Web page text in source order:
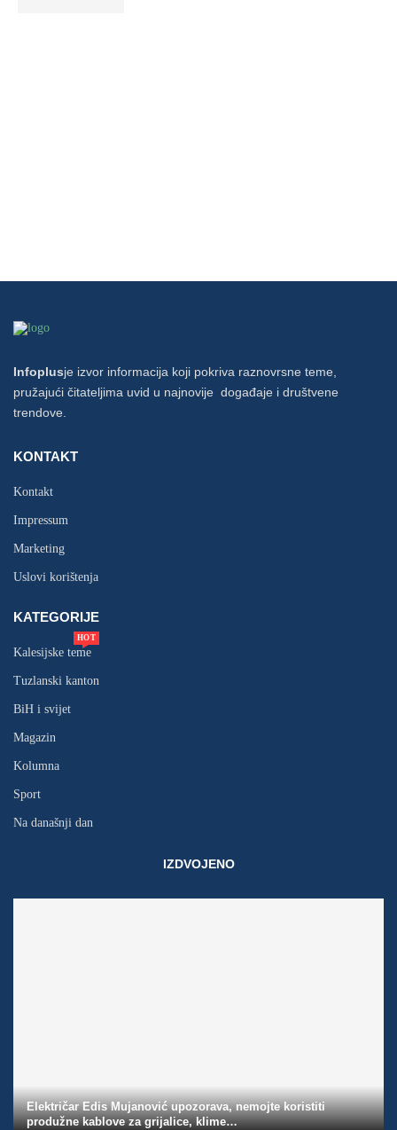
Infoplusje izvor informacija koji pokriva raznovrsne teme,
pružajući čitateljima uvid u najnovije događaje i društvene
trendove.
KONTAKT
Kontakt
Impressum
Marketing
Uslovi korištenja
KATEGORIJE
Kalesijske teme
HOT
Tuzlanski kanton
BiH i svijet
Magazin
Kolumna
Sport
Na današnji dan
IZDVOJENO
Električar Edis Mujanović upozorava, nemojte koristiti
produžne kablove za grijalice, klime…